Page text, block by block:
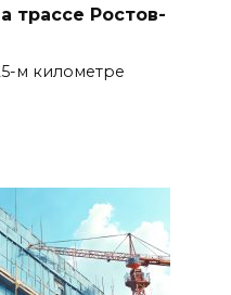
трассе Ростов-
м километре